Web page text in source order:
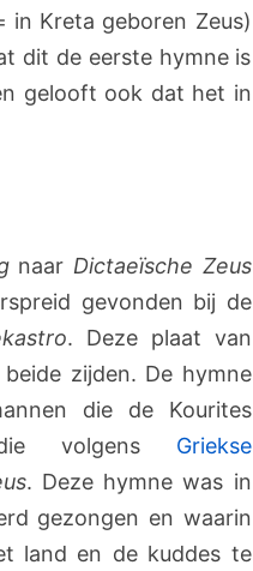
in Kreta geboren Zeus)
dit de eerste hymne is
gelooft ook dat het in
naar Dictaeïsche Zeus
gevonden bij de
. Deze plaat van
zijden. De hymne
die de Kourites
volgens Griekse
. Deze hymne was in
gezongen en waarin
land en de kuddes te